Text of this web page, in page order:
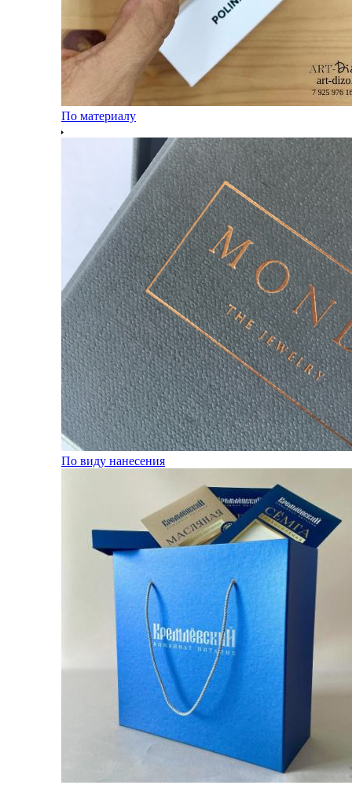
По материалу
По виду нанесения